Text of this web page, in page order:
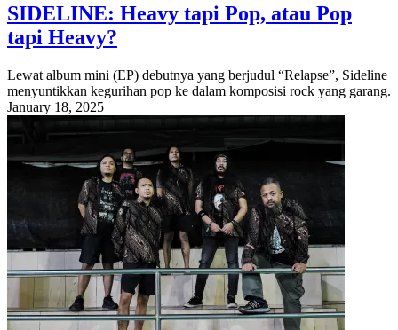
SIDELINE: Heavy tapi Pop, atau Pop
tapi Heavy?
Lewat album mini (EP) debutnya yang berjudul “Relapse”, Sideline
menyuntikkan kegurihan pop ke dalam komposisi rock yang garang.
January 18, 2025